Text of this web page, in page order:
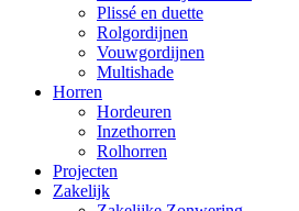
Plissé en duette
Rolgordijnen
Vouwgordijnen
Multishade
Horren
Hordeuren
Inzethorren
Rolhorren
Projecten
Zakelijk